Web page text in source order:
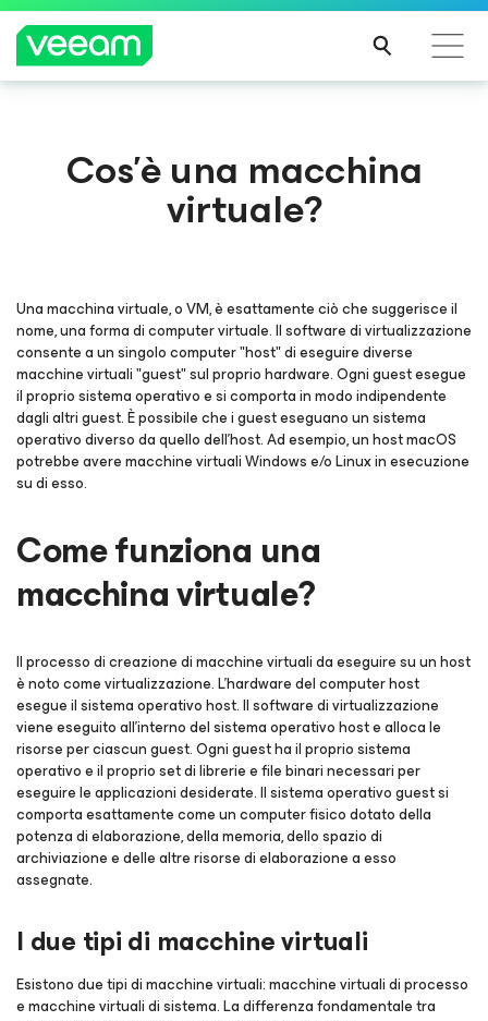
dall'aggiornamento dei contenuti di CrowdStrike
Cos'è una macchina
virtuale?
Una macchina virtuale, o VM, è esattamente ciò che suggerisce il
nome, una forma di computer virtuale. Il software di virtualizzazione
consente a un singolo computer "host" di eseguire diverse
macchine virtuali "guest" sul proprio hardware. Ogni guest esegue
il proprio sistema operativo e si comporta in modo indipendente
dagli altri guest. È possibile che i guest eseguano un sistema
operativo diverso da quello dell'host. Ad esempio, un host macOS
potrebbe avere macchine virtuali Windows e/o Linux in esecuzione
su di esso.
Come funziona una
macchina virtuale?
Il processo di creazione di macchine virtuali da eseguire su un host
è noto come virtualizzazione. L'hardware del computer host
esegue il sistema operativo host. Il software di virtualizzazione
viene eseguito all'interno del sistema operativo host e alloca le
risorse per ciascun guest. Ogni guest ha il proprio sistema
operativo e il proprio set di librerie e file binari necessari per
eseguire le applicazioni desiderate. Il sistema operativo guest si
comporta esattamente come un computer fisico dotato della
potenza di elaborazione, della memoria, dello spazio di
archiviazione e delle altre risorse di elaborazione a esso
assegnate.
I due tipi di macchine virtuali
Esistono due tipi di macchine virtuali: macchine virtuali di processo
e macchine virtuali di sistema. La differenza fondamentale tra